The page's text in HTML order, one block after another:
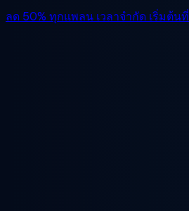
ลด 50% ทุกแพลน เวลาจำกัด เริ่มต้นที่